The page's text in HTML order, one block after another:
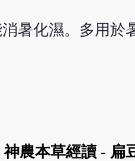
暑化濕。多用於
神農本草經讀 - 扁